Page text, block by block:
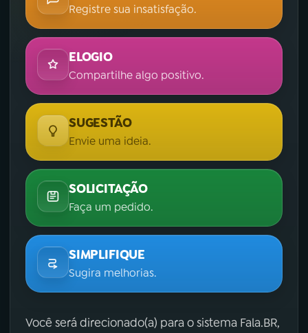
Registre sua insatisfação.
ELOGIO
Compartilhe algo positivo.
SUGESTÃO
Envie uma ideia.
SOLICITAÇÃO
Faça um pedido.
SIMPLIFIQUE
Sugira melhorias.
Você será direcionado(a) para o sistema Fala.BR,